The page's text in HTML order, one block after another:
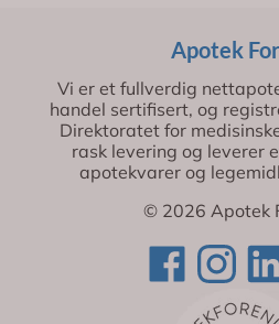
Apotek
Vi er et fullverdig
handel sertifisert, og
Direktoratet for
rask levering og leverer
apotekvarer og
© 2026 Apotek